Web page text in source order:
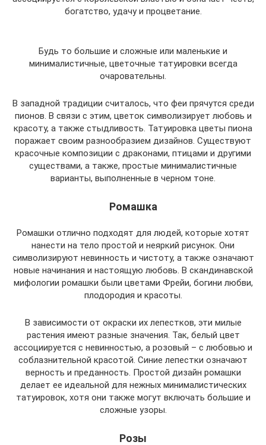
богатство, удачу и процветание.
Будь то большие и сложные или маленькие и
минималистичные, цветочные татуировки всегда
очаровательны.
В западной традиции считалось, что феи прячутся среди
пионов. В связи с этим, цветок символизирует любовь и
красоту, а также стыдливость. Татуировка цветы пиона
поражает своим разнообразием дизайнов. Существуют
красочные композиции с драконами, птицами и другими
существами, а также, простые минималистичные
варианты, выполненные в черном тоне.
Ромашка
Ромашки отлично подходят для людей, которые хотят
нанести на тело простой и неяркий рисунок. Они
символизируют невинность и чистоту, а также означают
новые начинания и настоящую любовь. В скандинавской
мифологии ромашки были цветами Фрейи, богини любви,
плодородия и красоты.
В зависимости от окраски их лепестков, эти милые
растения имеют разные значения. Так, белый цвет
ассоциируется с невинностью, а розовый – с любовью и
соблазнительной красотой. Синие лепестки означают
верность и преданность. Простой дизайн ромашки
делает ее идеальной для нежных минималистических
татуировок, хотя они также могут включать большие и
сложные узоры.
Розы